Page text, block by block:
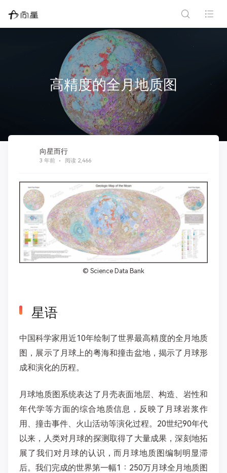
高精度的全月地质图
向星而行
3 年前 阅读 2,466
© Science Data Bank
星语
中国科学家用近10年绘制了世界最高精度的全月地质
图，展示了月球上的粤海和撞击盆地，揭示了月球形
成和演化的历程。
月球地质图系统表达了月壳表面地层、构造、岩性和
年代学等方面的综合地质信息，反映了月球岩浆作
用、撞击事件、火山活动等演化过程。20世纪90年代
以来，人类对月球的探测取得了大量成果，深刻地拓
展了我们对月球的认识，而月球地质图编制明显滞
后。我们完成的世界第一幅1∶250万月球全月地质图